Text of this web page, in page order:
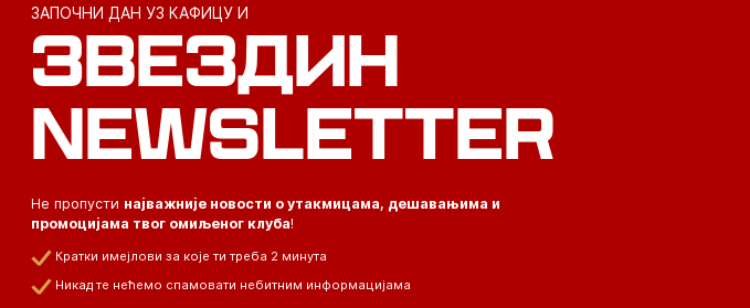
ЗАПОЧНИ ДАН УЗ КАФИЦУ И
ЗВЕЗДИН
NEWSLETTER
Не пропусти најважније новости о утакмицама, дешавањима и
промоцијама твог омиљеног клуба!
Кратки имејлови за које ти треба 2 минута
Никад те нећемо спамовати небитним информацијама